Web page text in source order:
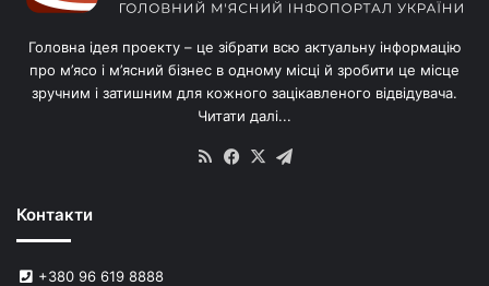
Головна ідея проекту – це зібрати всю актуальну інформацію
про м’ясо і м’ясний бізнес в одному місці й зробити це місце
зручним і затишним для кожного зацікавленого відвідувача.
Читати далі...
RSS Facebook
X
Контакти
+380 96 619 8888